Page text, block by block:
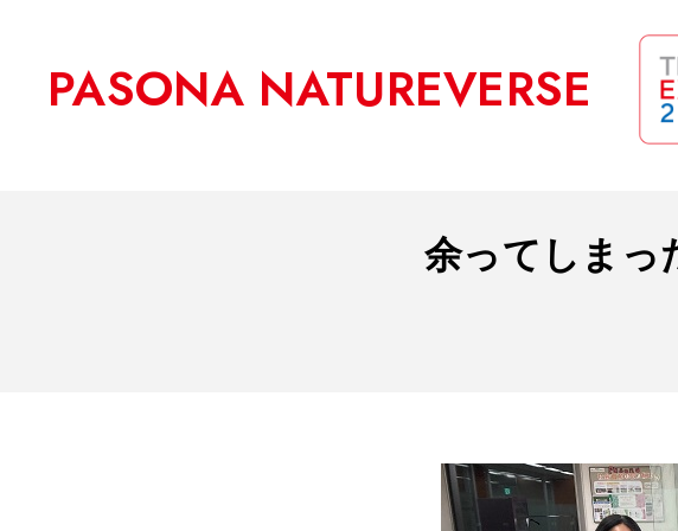
PASONA NATUREVERSE
余ってしまっ